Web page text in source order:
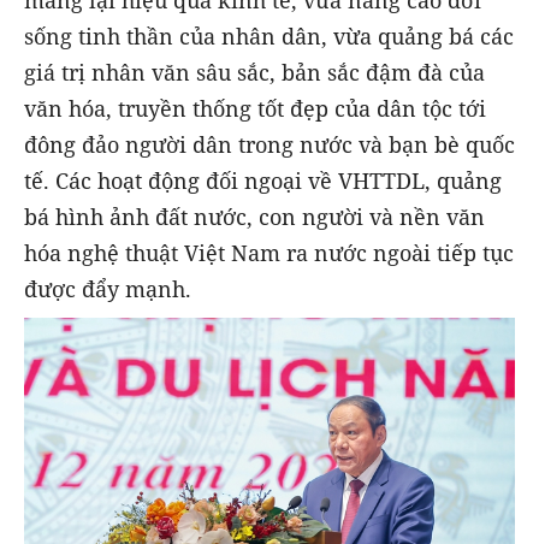
sống tinh thần của nhân dân, vừa quảng bá các
giá trị nhân văn sâu sắc, bản sắc đậm đà của
văn hóa, truyền thống tốt đẹp của dân tộc tới
đông đảo người dân trong nước và bạn bè quốc
tế. Các hoạt động đối ngoại về VHTTDL, quảng
bá hình ảnh đất nước, con người và nền văn
hóa nghệ thuật Việt Nam ra nước ngoài tiếp tục
được đẩy mạnh.